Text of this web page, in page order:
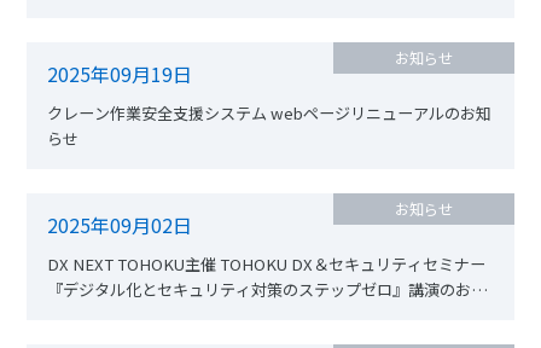
2025年09月19日
お知らせ
クレーン作業安全支援システム webページリニューアルのお知
らせ
2025年09月02日
お知らせ
DX NEXT TOHOKU主催 TOHOKU DX＆セキュリティセミナー
『デジタル化とセキュリティ対策のステップゼロ』講演のお知